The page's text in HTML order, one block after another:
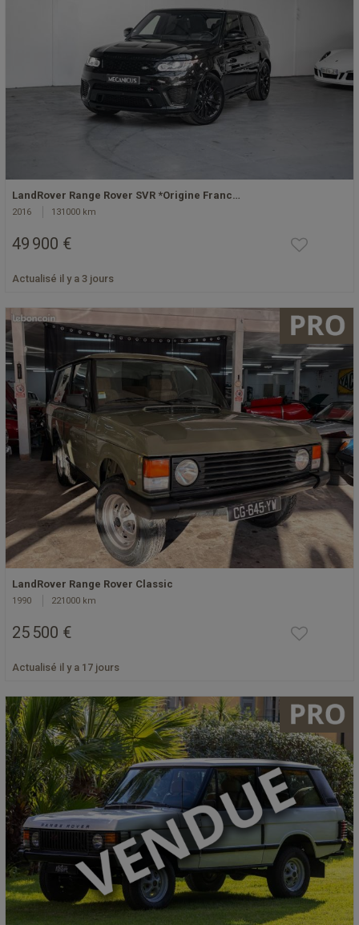
LandRover Range Rover SVR *Origine Franc…
2016 131000 km
49 900 €
Actualisé il y a 3 jours
LandRover Range Rover Classic
1990 221000 km
25 500 €
Actualisé il y a 17 jours